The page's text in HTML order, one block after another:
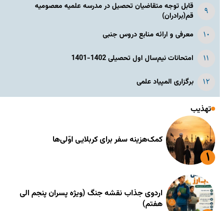
قابل توجه متقاضیان تحصیل در مدرسه علمیه معصومیه
قم(برادران)
معرفی و ارائه منابع دروس جنبی
امتحانات نیم‌سال اول تحصیلی 1402-1401
برگزاری المپیاد علمی
تهذیب
کمک‌هزینه سفر برای کربلایی اوّلی‌ها
اردوی جذاب نقشه جنگ (ویژه پسران پنجم الی
هفتم)